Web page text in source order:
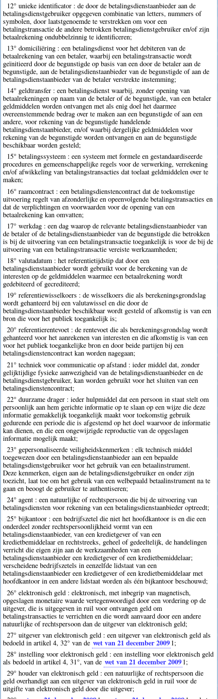
12° unieke identificator : de door de betalingsdienstaanbieder aan de
betalingsdienstgebruiker opgegeven combinatie van letters, nummers of
symbolen, door laatstgenoemde te verstrekken om voor een
betalingstransactie de andere betrokken betalingsdienstgebruiker en/of zijn
betaalrekening ondubbelzinnig te identificeren;
13° domiciliëring : een betalingsdienst voor het debiteren van de
betaalrekening van een betaler, waarbij een betalingstransactie wordt
geïnitieerd door de begunstigde op basis van een door de betaler aan de
begunstigde, aan de betalingsdienstaanbieder van de begunstigde of aan de
betalingsdienstaanbieder van de betaler verstrekte instemming;
14° geldtransfer : een betalingsdienst waarbij, zonder opening van
betaalrekeningen op naam van de betaler of de begunstigde, van een betaler
geldmiddelen worden ontvangen met als enig doel het daarmee
overeenstemmende bedrag over te maken aan een begunstigde of aan een
andere, voor rekening van de begunstigde handelende
betalingsdienstaanbieder, en/of waarbij dergelijke geldmiddelen voor
rekening van de begunstigde worden ontvangen en aan de begunstigde
beschikbaar worden gesteld;
15° betalingssysteem : een systeem met formele en gestandaardiseerde
procedures en gemeenschappelijke regels voor de verwerking, verrekening
en/of afwikkeling van betalingstransacties dat toelaat geldmiddelen over te
maken;
16° raamcontract : een betalingsdienstencontract dat de toekomstige
uitvoering regelt van afzonderlijke en opeenvolgende betalingstransacties en
dat de verplichtingen en voorwaarden voor de opening van een
betaalrekening kan omvatten;
17° werkdag : een dag waarop de relevante betalingsdienstaanbieder van
de betaler of de betalingsdienstaanbieder van de begunstigde die betrokken
is bij de uitvoering van een betalingstransactie toegankelijk is voor de bij de
uitvoering van een betalingstransactie vereiste werkzaamheden;
18° valutadatum : het referentietijdstip dat door een
betalingsdienstaanbieder wordt gebruikt voor de berekening van de
interesten op de geldmiddelen waarmee een betaalrekening wordt
gedebiteerd of gecrediteerd;
19° referentiewisselkoers : de wisselkoers die als berekeningsgrondslag
wordt gehanteerd bij een valutawissel en die door de
betalingsdienstaanbieder beschikbaar wordt gesteld of afkomstig is van een
bron die voor het publiek toegankelijk is;
20° referentierentevoet : de rentevoet die als berekeningsgrondslag wordt
gehanteerd voor het aanrekenen van interesten en die afkomstig is van een
voor het publiek toegankelijke bron en door beide partijen bij een
betalingsdienstencontract kan worden nagegaan;
21° techniek voor communicatie op afstand : ieder middel dat, zonder
gelijktijdige fysieke aanwezigheid van de betalingsdienstaanbieder en de
betalingsdienstgebruiker, kan worden gebruikt voor het sluiten van een
betalingsdienstencontract;
22° duurzame drager : ieder hulpmiddel dat een persoon in staat stelt om
persoonlijk aan hem gerichte informatie op te slaan op een wijze die deze
informatie gemakkelijk toegankelijk maakt voor toekomstig gebruik
gedurende een periode die is afgestemd op het doel waarvoor de informatie
kan dienen, en die een ongewijzigde reproductie van de opgeslagen
informatie mogelijk maakt;
23° gepersonaliseerde veiligheidskenmerken : elk technisch middel
toegewezen door een betalingsdienstaanbieder aan een bepaalde
betalingsdienstgebruiker voor het gebruik van een betaalinstrument.
Deze kenmerken, eigen aan de betalingsdienstgebruiker en onder zijn
toezicht, laat toe om het gebruik van een welbepaald betaalinstrument na te
gaan en beoogt de gebruiker te authentiseren;
24° agent : een natuurlijke of rechtspersoon die bij de uitvoering van
betalingsdiensten voor rekening van een betalingsdienstaanbieder optreedt;
25° bijkantoor : een bedrijfszetel die niet het hoofdkantoor is en die een
onderdeel zonder rechtspersoonlijkheid vormt van een
betalingsdienstaanbieder, van een kredietgever of van een
kredietbemiddelaar en rechtstreeks, geheel of gedeeltelijk, de handelingen
verricht die eigen zijn aan de werkzaamheden van een
betalingsdienstaanbieder een kredietgever of een kredietbemiddelaar;
verscheidene bedrijfszetels in eenzelfde lidstaat van een
betalingsdienstaanbieder een kredietgever of een kredietbemiddelaar met
hoofdkantoor in een andere lidstaat worden als één bijkantoor beschouwd;
26° elektronisch geld : elektronisch, met inbegrip van magnetisch,
opgeslagen monetaire waarde vertegenwoordigd door een vordering op de
uitgever, die is uitgegeven in ruil voor ontvangen geld om
betalingstransacties te verrichten en die wordt aanvaard door een andere
natuurlijke of rechtspersoon dan de uitgever van elektronisch geld;
27° uitgever van elektronisch geld : een uitgever van elektronisch geld als
bedoeld in artikel 4, 32° van de wet van 21 december 2009 1;
28° instelling voor elektronisch geld : een instelling voor elektronisch geld
als bedoeld in artikel 4, 31°, van de wet van 21 december 2009 1;
29° houder van elektronisch geld : een natuurlijke of rechtspersoon die
geld overhandigt aan een uitgever van elektronisch geld in ruil voor de
uitgifte van elektronisch geld door die uitgever;